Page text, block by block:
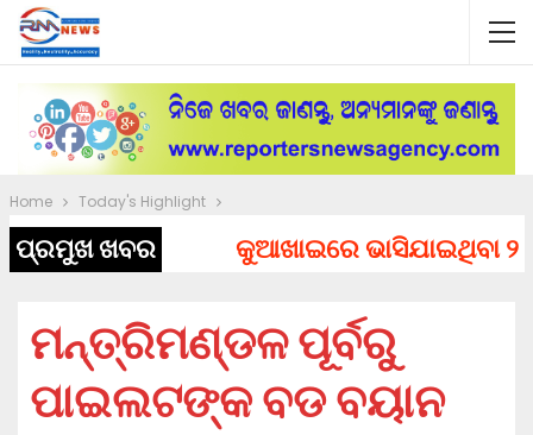
Home Today's Highlight
ପ୍ରମୁଖ ଖବର କୁଆଖାଇରେ ଭାସିଯାଇଥିବା ୨
ମନ୍ତ୍ରିମଣ୍ଡଳ ପୂର୍ବରୁ
ପାଇଲଟଙ୍କ ବଡ ବୟାନ